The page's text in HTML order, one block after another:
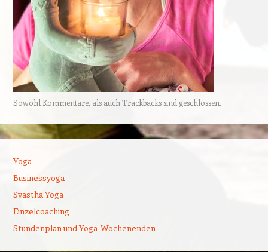
Sowohl Kommentare, als auch Trackbacks sind geschlossen.
Yoga
Businessyoga
Svastha Yoga
Einzelcoaching
Stundenplan und Yoga-Wochenenden